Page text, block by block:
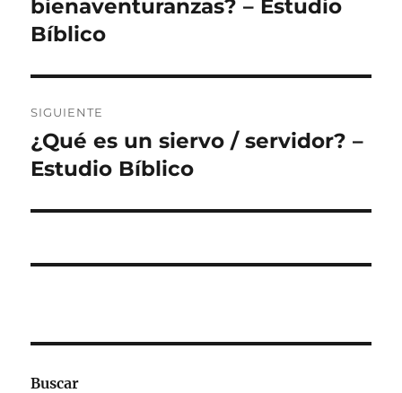
entradas
bienaventuranzas? – Estudio
Bíblico
SIGUIENTE
Entrada
siguiente:
¿Qué es un siervo / servidor? –
Estudio Bíblico
Buscar